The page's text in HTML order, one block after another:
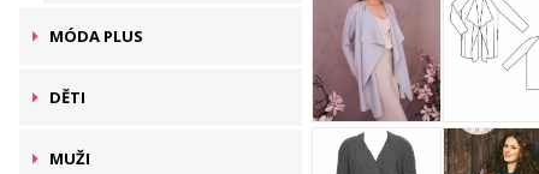
MÓDA PLUS
DĚTI
MUŽI